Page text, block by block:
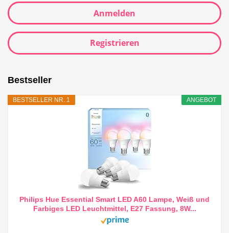
Anmelden
Registrieren
Bestseller
ANGEBOT
BESTSELLER NR. 1
Philips Hue Essential Smart LED A60 Lampe, Weiß und
Farbiges LED Leuchtmittel, E27 Fassung, 8W...